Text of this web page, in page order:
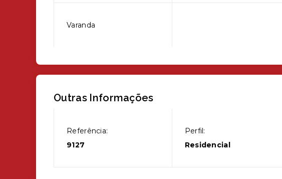
Varanda
Outras Informações
Referência:
9127
Perfil:
Residencial